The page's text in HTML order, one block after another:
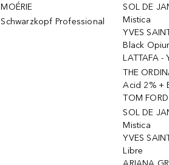
MOÉRIE
Schwarzkopf Professional
SOL DE
Mistica
YVES
Black
LATTAFA -
THE
Acid 2% +
TOM
SOL DE
Mistica
YVES
Libre